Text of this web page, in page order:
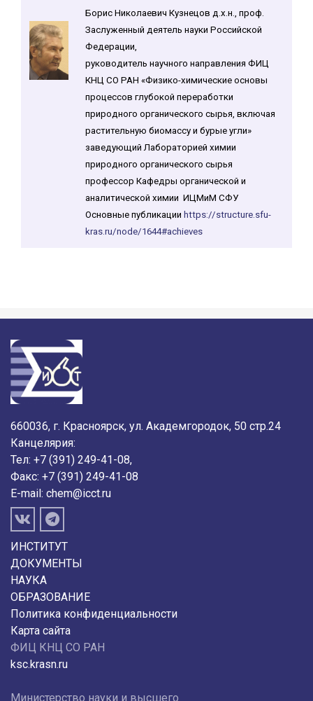
Борис Николаевич Кузнецов д.х.н., проф.
Заслуженный деятель науки Российской
Федерации,
руководитель научного направления ФИЦ
КНЦ СО РАН «Физико-химические основы
процессов глубокой переработки
природного органического сырья, включая
растительную биомассу и бурые угли»
заведующий Лабораторией химии
природного органического сырья
профессор Кафедры органической и
аналитической химии ИЦМиМ СФУ
Основные публикации https://structure.sfu-
kras.ru/node/1644#achieves
660036, г. Красноярск, ул. Академгородок, 50 стр.24
Канцелярия:
Тел: +7 (391) 249-41-08,
Факс: +7 (391) 249-41-08
E-mail: chem@icct.ru
ИНСТИТУТ
ДОКУМЕНТЫ
НАУКА
ОБРАЗОВАНИЕ
Политика конфиденциальности
Карта сайта
ФИЦ КНЦ СО РАН
ksc.krasn.ru
Министерство науки и высшего